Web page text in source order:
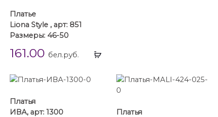
Выбрать
Платье
Liona Style , арт: 851
Размеры: 46-50
161.00 бел.руб.
Платья
ИВА, арт: 1300
Платья